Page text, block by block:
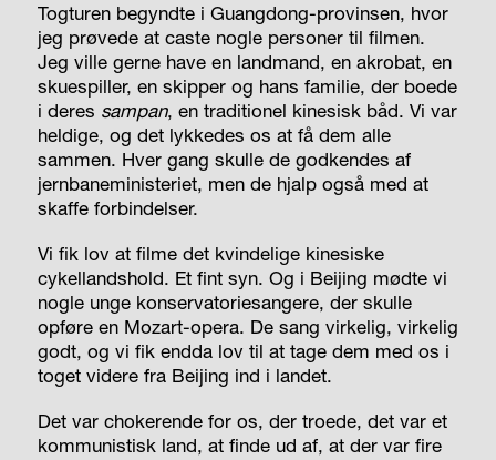
Togturen begyndte i Guangdong-provinsen, hvor
jeg prøvede at caste nogle personer til filmen.
Jeg ville gerne have en landmand, en akrobat, en
skuespiller, en skipper og hans familie, der boede
i deres sampan, en traditionel kinesisk båd. Vi var
heldige, og det lykkedes os at få dem alle
sammen. Hver gang skulle de godkendes af
jernbaneministeriet, men de hjalp også med at
skaffe forbindelser.
Vi fik lov at filme det kvindelige kinesiske
cykellandshold. Et fint syn. Og i Beijing mødte vi
nogle unge konservatoriesangere, der skulle
opføre en Mozart-opera. De sang virkelig, virkelig
godt, og vi fik endda lov til at tage dem med os i
toget videre fra Beijing ind i landet.
Det var chokerende for os, der troede, det var et
kommunistisk land, at finde ud af, at der var fire